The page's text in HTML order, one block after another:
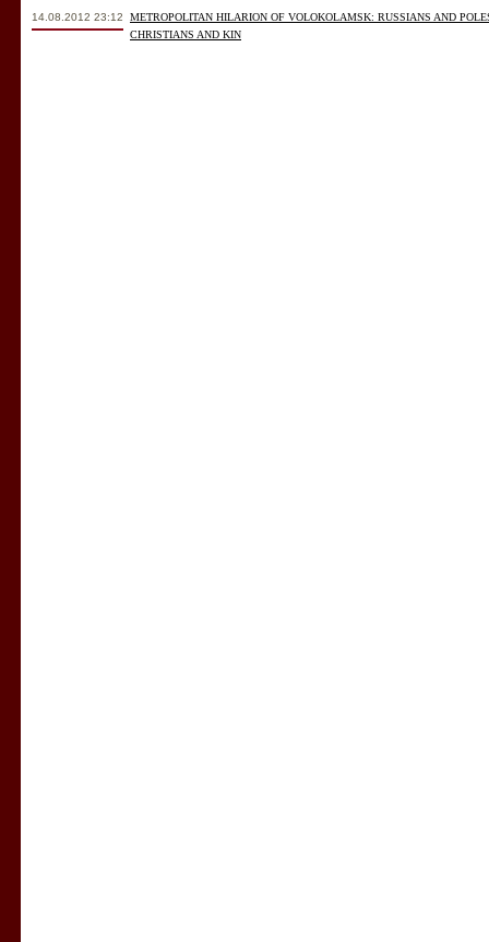
14.08.2012 23:12
METROPOLITAN HILARION OF VOLOKOLAMSK: RUSSIANS AND
CHRISTIANS AND KIN